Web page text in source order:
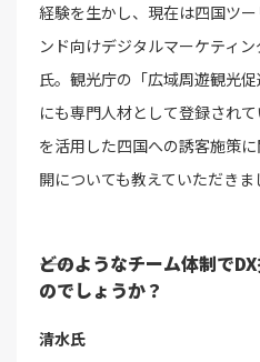
経験を生かし、現在は四国ツ
ンド向けデジタルマーケティ
氏。観光庁の「広域周遊観光
にも専門人材として登録され
を活用した四国への誘客施策
開についても教えていただきま
――どのようなチーム体制で
のでしょうか？
清水氏